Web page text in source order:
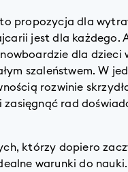
propozycja dla
jest dla każdego.
dla dzieci
szaleństwem. W
rozwinie
rad
którzy dopiero
warunki do